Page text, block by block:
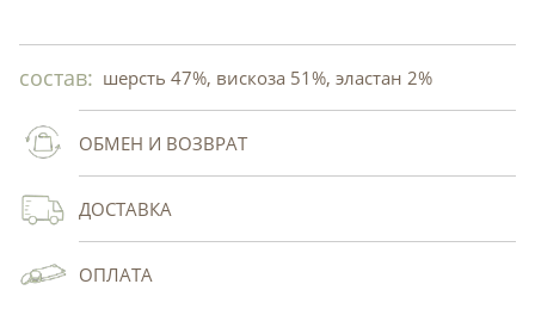
состав: шерсть 47%, вискоза 51%, эластан 2%
ОБМЕН И ВОЗВРАТ
ДОСТАВКА
ОПЛАТА